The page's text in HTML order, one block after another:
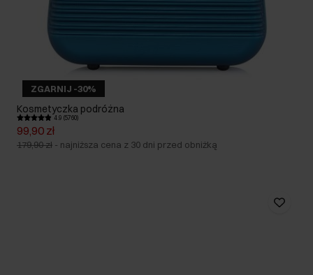
ZGARNIJ -30%
Kosmetyczka podróżna
4.9 (5760)
99,90 zł
179,90 zł - najniższa cena z 30 dni przed obniżką